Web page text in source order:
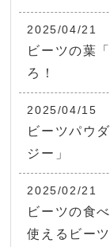
2025/04/21
ビーツの葉
ろ！
2025/04/15
ビーツパウ
ジー」
2025/02/21
ビーツの食
使えるビーツ